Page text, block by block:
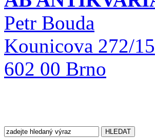
Petr Bouda
Kounicova 272/15
602 00 Brno